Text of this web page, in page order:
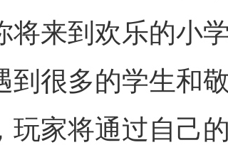
将来到欢乐的小
到很多的学生和
玩家将通过自己